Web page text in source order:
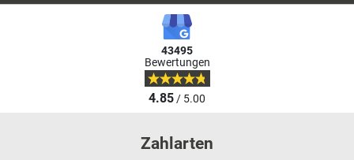
43495
Bewertungen
4.85/ 5.00
Zahlarten